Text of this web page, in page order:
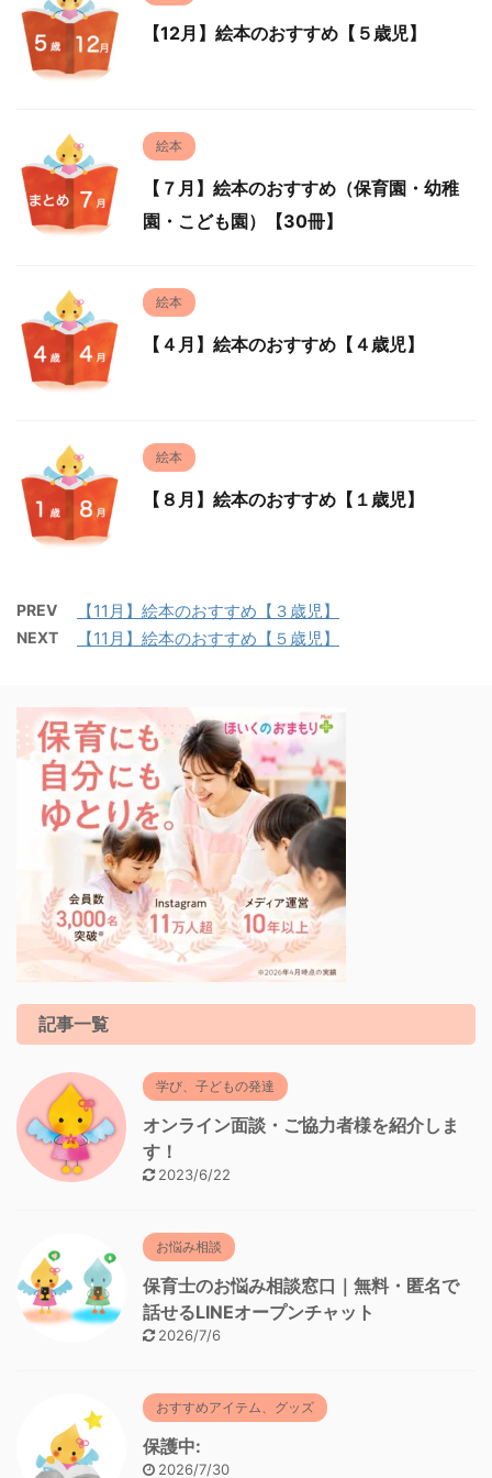
【12月】絵本のおすすめ【５歳児】
絵本
【７月】絵本のおすすめ（保育園・幼稚
園・こども園）【30冊】
絵本
【４月】絵本のおすすめ【４歳児】
絵本
【８月】絵本のおすすめ【１歳児】
PREV 【11月】絵本のおすすめ【３歳児】
NEXT 【11月】絵本のおすすめ【５歳児】
記事一覧
学び、子どもの発達
オンライン面談・ご協力者様を紹介しま
す！
2023/6/22
お悩み相談
保育士のお悩み相談窓口｜無料・匿名で
話せるLINEオープンチャット
2026/7/6
おすすめアイテム、グッズ
保護中:
2026/7/30